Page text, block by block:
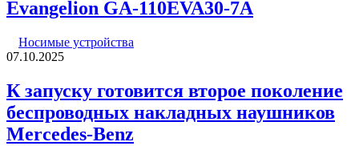
Evangelion GA-110EVA30-7A
Носимые устройства
07.10.2025
К запуску готовится второе поколение
беспроводных накладных наушников
Mercedes-Benz